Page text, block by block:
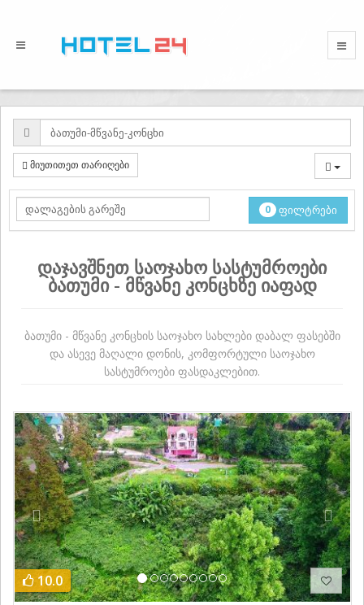
მიუთითეთ თარიღები
0 ფილტრები
დაჯავშნეთ საოჯახო სასტუმროები
ბათუმი - მწვანე კონცხზე იაფად
ბათუმი - მწვანე კონცხის საოჯახო სახლები დაბალ ფასებში
და ასევე მაღალი დონის, კომფორტული საოჯახო
სასტუმროები ფასდაკლებით.
Previous Next
10.0